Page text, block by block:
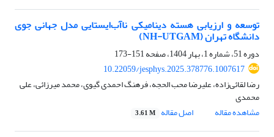
توسعه و ارزیابی هسته دینامیکی ناآب‌ایستایی مدل جهانی جوی
دانشگاه تهران (NH-UTGAM)
دوره 51، شماره 1، بهار 1404، صفحه
151-173
10.22059/jesphys.2025.378776.1007617
رضا لقائی‌زاده، علیرضا محب الحجه، فرهنگ احمدی گیوی، محمد میرزائی، علی
محمدی
مشاهده مقاله
اصل مقاله 3.61 M